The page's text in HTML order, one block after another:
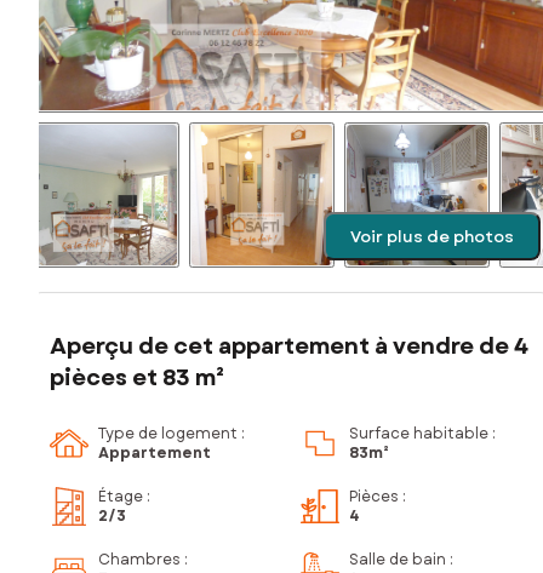
Voir plus de photos
Aperçu de cet appartement à vendre de 4
pièces et 83 m²
Type de logement :
Appartement
Surface habitable :
83m²
Étage :
2/3
Pièces :
4
Chambres :
Salle de bain :